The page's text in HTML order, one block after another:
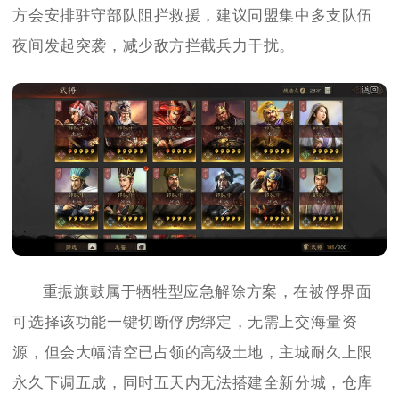
方会安排驻守部队阻拦救援，建议同盟集中多支队伍
夜间发起突袭，减少敌方拦截兵力干扰。
重振旗鼓属于牺牲型应急解除方案，在被俘界面
可选择该功能一键切断俘虏绑定，无需上交海量资
源，但会大幅清空已占领的高级土地，主城耐久上限
永久下调五成，同时五天内无法搭建全新分城，仓库